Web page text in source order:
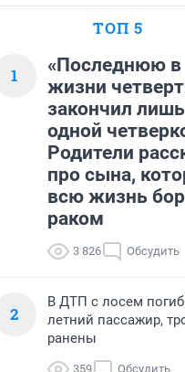
ТОП 5
1
«Последнюю в
жизни
закончил
одной
Родители
про сына,
всю жизнь
раком
3 826 Обсудить
2
В ДТП с лосем погиб
летний пассажир,
ранены
359 Обсудить